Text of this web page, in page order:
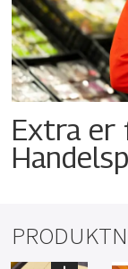
Extra er